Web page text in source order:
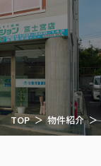
TOP 物件紹介